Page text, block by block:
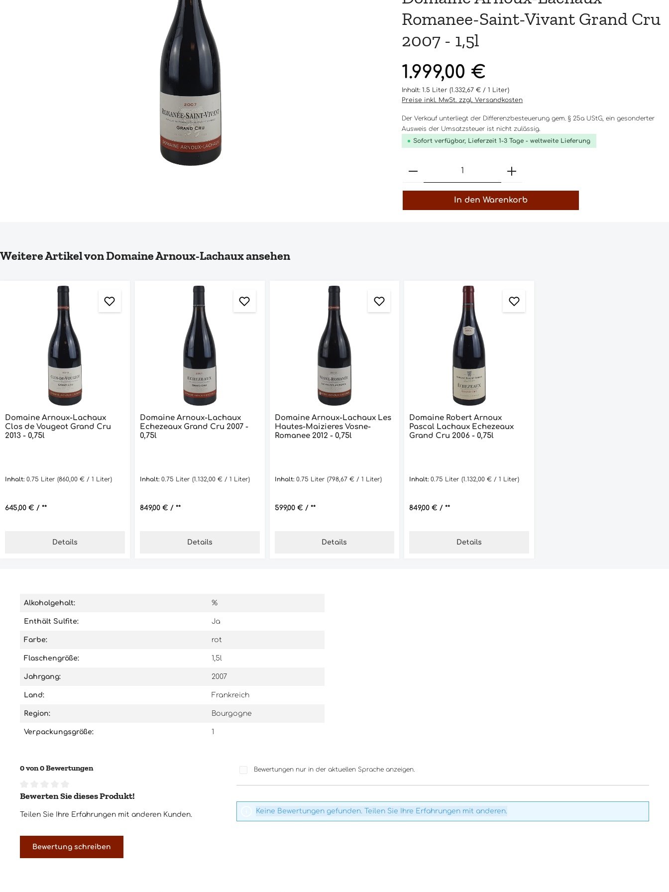
Romanee-Saint-Vivant Grand Cru
2007 - 1,5l
Regulärer Preis:
1.999,00 €
Inhalt:1.5 Liter(1.332,67 € / 1 Liter)
Preise inkl. MwSt. zzgl. Versandkosten
Der Verkauf unterliegt der Differenzbesteuerung gem. § 25a UStG, ein gesonderter
Ausweis der Umsatzsteuer ist nicht zulässig.
Sofort verfügbar, Lieferzeit 1-3 Tage - weltweite Lieferung
Produkt Anzahl: Gib den gewünschten
In den Warenkorb
Produktgalerie überspringen
Weitere Artikel von Domaine Arnoux-Lachaux ansehen
Domaine Arnoux-Lachaux
Clos de Vougeot Grand Cru
2013 - 0,75l
Inhalt:0.75 Liter(860,00 € / 1 Liter)
Regulärer Preis:
645,00 € / **
Details
Domaine Arnoux-Lachaux
Echezeaux Grand Cru 2007 -
0,75l
Inhalt: 0.75 Liter (1.132,00 € / 1 Liter)
Regulärer Preis:
849,00 € / **
Details
Domaine Arnoux-Lachaux Les
Hautes-Maizieres Vosne-
Romanee 2012 - 0,75l
Inhalt: 0.75 Liter (798,67 € / 1 Liter)
Regulärer Preis:
599,00 € / **
Details
Domaine Robert Arnoux
Pascal Lachaux Echezeaux
Grand Cru 2006 - 0,75l
Inhalt:0.75 Liter(1.132,00 € / 1 Liter)
Regulärer Preis:
849,00 € / **
Details
Alkoholgehalt: %
Enthält Sulfite: Ja
Farbe: rot
Flaschengröße: 1,5l
Jahrgang: 2007
Land: Frankreich
Region: Bourgogne
Verpackungsgröße: 1
0 von 0 Bewertungen
Durchschnittliche Bewertung von 0 von 5 Sternen
Bewerten Sie dieses Produkt!
Teilen Sie Ihre Erfahrungen mit anderen Kunden.
Bewertung schreiben
Bewertungen nur in der aktuellen Sprache anzeigen.
Keine Bewertungen gefunden. Teilen Sie Ihre Erfahrungen mit anderen.